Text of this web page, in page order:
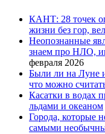
КАНТ: 28 точек
жизни без гор,
Неопознанные
знаем про НЛО,
февраля 2026
Были ли на Луне
что можно
Касатки в водах
льдами и океаном
Города, которые
самыми